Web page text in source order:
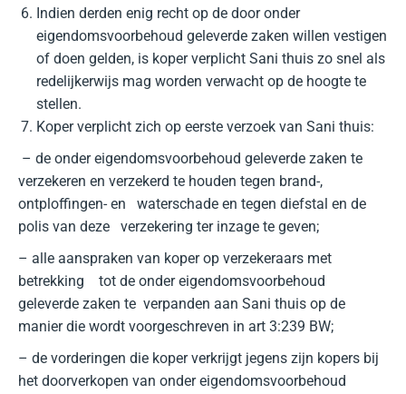
Indien derden enig recht op de door onder
eigendomsvoorbehoud geleverde zaken willen vestigen
of doen gelden, is koper verplicht Sani thuis zo snel als
redelijkerwijs mag worden verwacht op de hoogte te
stellen.
Koper verplicht zich op eerste verzoek van Sani thuis:
– de onder eigendomsvoorbehoud geleverde zaken te
verzekeren en verzekerd te houden tegen brand-,
ontploffingen- en waterschade en tegen diefstal en de
polis van deze verzekering ter inzage te geven;
– alle aanspraken van koper op verzekeraars met
betrekking tot de onder eigendomsvoorbehoud
geleverde zaken te verpanden aan Sani thuis op de
manier die wordt voorgeschreven in art 3:239 BW;
– de vorderingen die koper verkrijgt jegens zijn kopers bij
het doorverkopen van onder eigendomsvoorbehoud